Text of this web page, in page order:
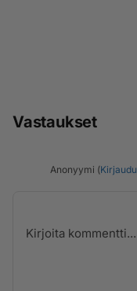
Vastaukset
Anonyymi (Kirjaudu